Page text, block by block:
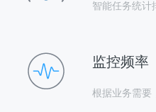
智能任务统计
监控频率
根据业务需要